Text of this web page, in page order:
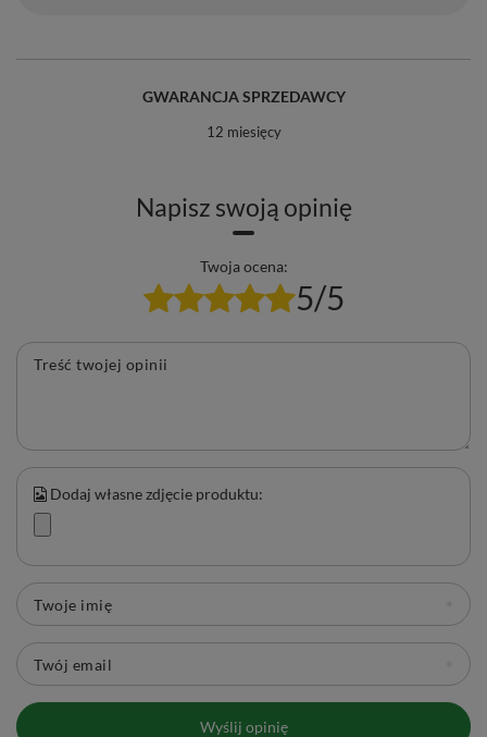
GWARANCJA SPRZEDAWCY
12 miesięcy
Napisz swoją opinię
Twoja ocena:
5/5
Treść twojej opinii
Dodaj własne zdjęcie produktu:
Twoje imię
Twój email
Wyślij opinię